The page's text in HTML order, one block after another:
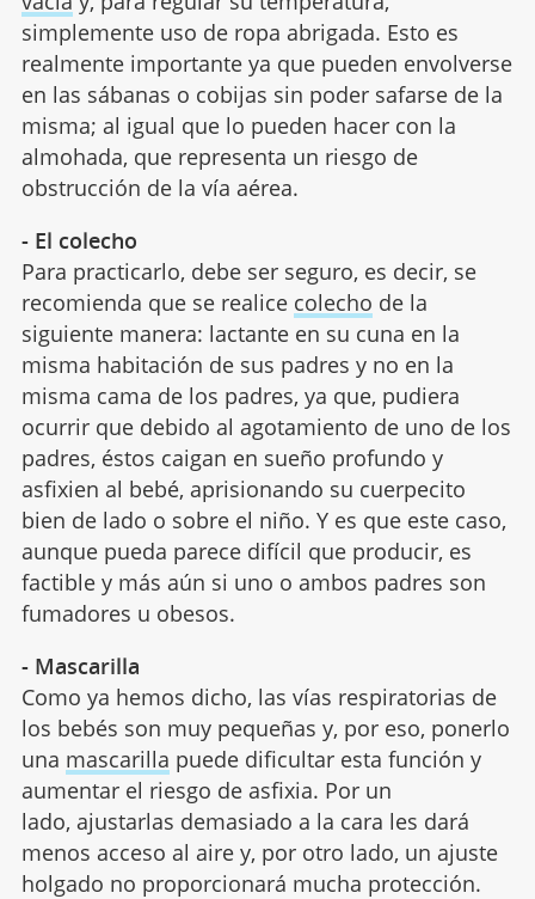
simplemente uso de ropa abrigada. Esto es
realmente importante ya que pueden envolverse
en las sábanas o cobijas sin poder safarse de la
misma; al igual que lo pueden hacer con la
almohada, que representa un riesgo de
obstrucción de la vía aérea.
- El colecho
Para practicarlo, debe ser seguro, es decir, se
recomienda que se realice colecho de la
siguiente manera: lactante en su cuna en la
misma habitación de sus padres y no en la
misma cama de los padres, ya que, pudiera
ocurrir que debido al agotamiento de uno de los
padres, éstos caigan en sueño profundo y
asfixien al bebé, aprisionando su cuerpecito
bien de lado o sobre el niño. Y es que este caso,
aunque pueda parece difícil que producir, es
factible y más aún si uno o ambos padres son
fumadores u obesos.
- Mascarilla
Como ya hemos dicho, las vías respiratorias de
los bebés son muy pequeñas y, por eso, ponerlo
una mascarilla puede dificultar esta función y
aumentar el riesgo de asfixia. Por un
lado, ajustarlas demasiado a la cara les dará
menos acceso al aire y, por otro lado, un ajuste
holgado no proporcionará mucha protección.